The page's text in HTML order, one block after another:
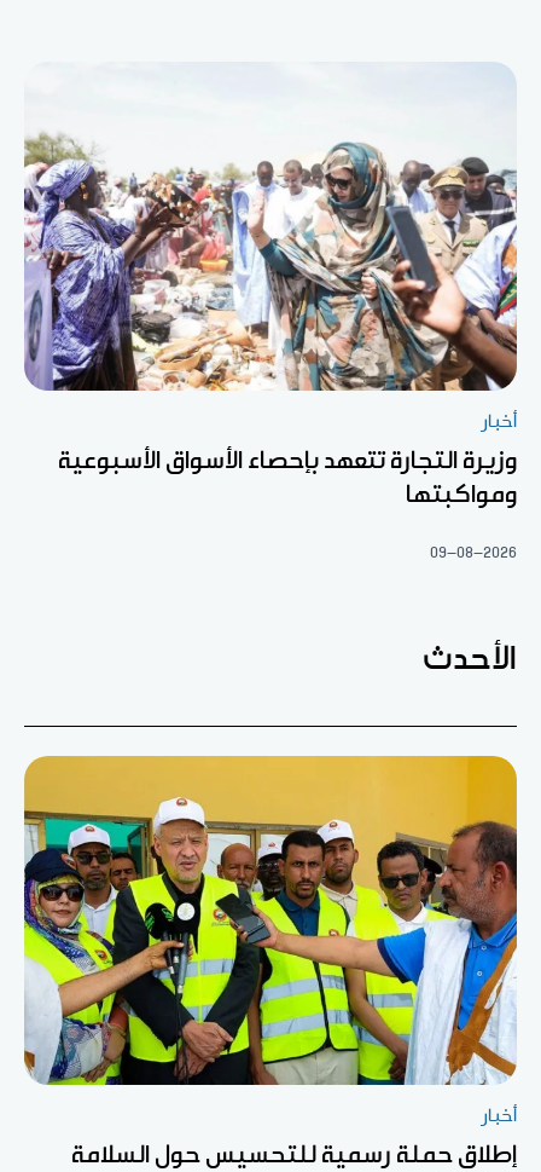
أخبار
وزيرة التجارة تتعهد بإحصاء الأسواق الأسبوعية
ومواكبتها
09-08-2026
الأحدث
أخبار
إطلاق حملة رسمية للتحسيس حول السلامة